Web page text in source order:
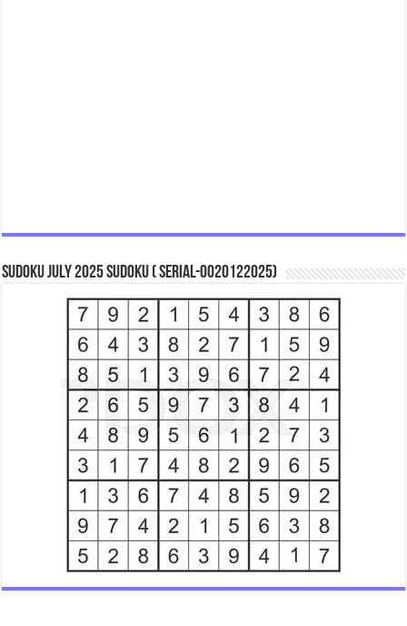
Sudoku July 2025 Sudoku ( Serial-0020122025)